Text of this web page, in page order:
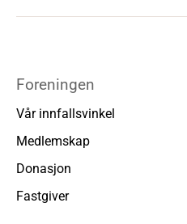
Foreningen
Vår innfallsvinkel
Medlemskap
Donasjon
Fastgiver